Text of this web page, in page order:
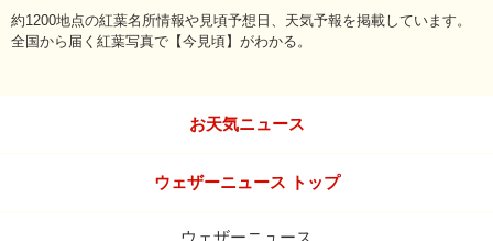
約1200地点の紅葉名所情報や見頃予想日、天気予報を掲載しています。
全国から届く紅葉写真で【今見頃】がわかる。
お天気ニュース
ウェザーニュース トップ
ウェザーニュース